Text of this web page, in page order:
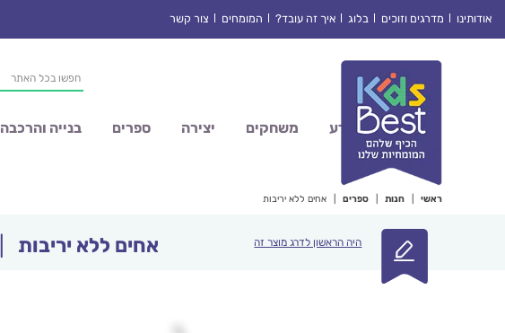
אודותינו מדרגים וזוכים בלוג איך זה עובד? המומחים צור קשר
Products
search
מדע משחקים יצירה ספרים בנייה והרכבה
ראשי חנות ספרים אחים ללא יריבות
היה הראשון לדרג מוצר זה אחים ללא יריבות